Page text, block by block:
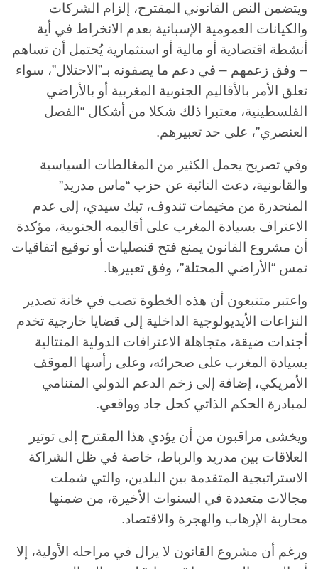
ويتضمن النص القانوني المقترح، إلزام الشركات
والكيانات العمومية الإسبانية بعدم الانخراط في أية
أنشطة اقتصادية أو مالية أو استثمارية يُحتمل أن تساهم
– وفق زعمهم – في دعم ما يصفونه بـ”الاحتلال”، سواء
تعلق الأمر بالأقاليم الجنوبية المغربية أو بالأراضي
الفلسطينية، معتبرا ذلك شكلا من أشكال “الفصل
العنصري”، على حد تعبيرهم.
وفي تصريح يحمل الكثير من المغالطات السياسية
والقانونية، دعت النائبة عن حزب “ماس مدريد”
المنحدرة من مخيمات تندوف، تيك سيدي، إلى عدم
الاعتراف بسيادة المغرب على أقاليمه الجنوبية، مؤكدة
أن مشروع القانون يمنع فتح قنصليات أو توقيع اتفاقيات
تمس “الأراضي المحتلة”، وفق تعبيرها.
واعتبر متتبعون أن هذه الخطوة تصب في خانة تصدير
النزاعات الأيديولوجية الداخلية إلى قضايا خارجية تخدم
أجندات ضيقة، متجاهلة الاعترافات الدولية المتتالية
بسيادة المغرب على صحرائه، وعلى رأسها الموقف
الأمريكي، إضافة إلى زخم الدعم الدولي المتنامي
لمبادرة الحكم الذاتي كحل جاد وواقعي.
ويخشى مراقبون من أن يؤدي هذا المقترح إلى توتير
العلاقات بين مدريد والرباط، خاصة في ظل الشراكة
الاستراتيجية المتقدمة بين البلدين، والتي شملت
مجالات متعددة في السنوات الأخيرة، من ضمنها
محاربة الإرهاب والهجرة والاقتصاد.
ورغم أن مشروع القانون لا يزال في مراحله الأولية، إلا